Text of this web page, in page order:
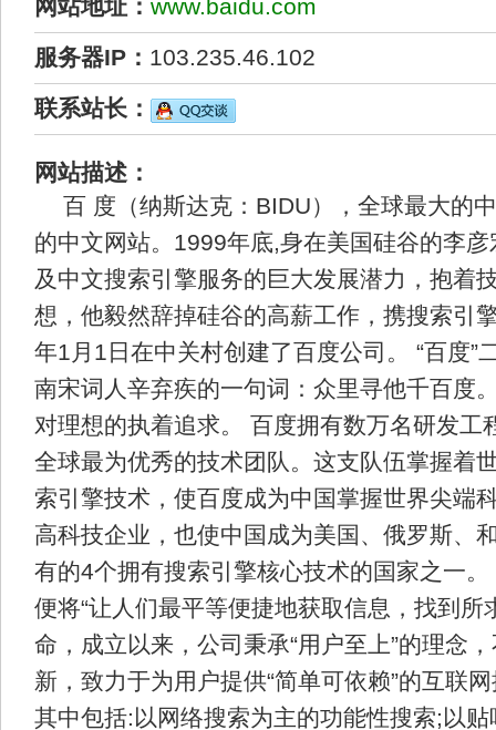
网站地址： www.baidu.com
服务器IP： 103.235.46.102
联系站长：
网站描述：
百 度（纳斯达克：BIDU），全球最大的
的中文网站。1999年底,身在美国硅谷的李
及中文搜索引擎服务的巨大发展潜力，抱着
想，他毅然辞掉硅谷的高薪工作，携搜索引
年1月1日在中关村创建了百度公司。 “百度”
南宋词人辛弃疾的一句词：众里寻他千百度
对理想的执着追求。 百度拥有数万名研发工
全球最为优秀的技术团队。这支队伍掌握着
索引擎技术，使百度成为中国掌握世界尖端
高科技企业，也使中国成为美国、俄罗斯、
有的4个拥有搜索引擎核心技术的国家之一
便将“让人们最平等便捷地获取信息，找到所
命，成立以来，公司秉承“用户至上”的理念
新，致力于为用户提供“简单可依赖”的互联
其中包括:以网络搜索为主的功能性搜索;以